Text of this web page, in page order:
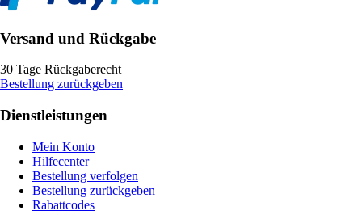
Versand und Rückgabe
30 Tage Rückgaberecht
Bestellung zurückgeben
Dienstleistungen
Mein Konto
Hilfecenter
Bestellung verfolgen
Bestellung zurückgeben
Rabattcodes